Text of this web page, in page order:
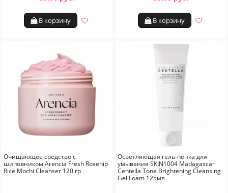
В корзину В корзину
Очищающее средство с
шиповником Arencia Fresh Rosehip
Rice Mochi Cleanser 120 гр
Осветляющая гель-пенка для
умывания SKIN1004 Madagascar
Centella Tone Brightening Cleansing
Gel Foam 125мл